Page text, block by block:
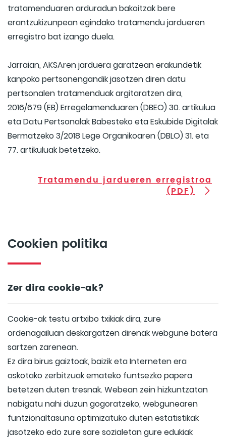
tratamenduaren arduradun bakoitzak bere
erantzukizunpean egindako tratamendu jardueren
erregistro bat izango duela.
Jarraian, AKSAren jarduera garatzean erakundetik
kanpoko pertsonengandik jasotzen diren datu
pertsonalen tratamenduak argitaratzen dira,
2016/679 (EB) Erregelamenduaren (DBEO) 30. artikulua
eta Datu Pertsonalak Babesteko eta Eskubide Digitalak
Bermatzeko 3/2018 Lege Organikoaren (DBLO) 31. eta
77. artikuluak betetzeko.
Tratamendu jardueren erregistroa
(PDF)
Cookien politika
Zer dira cookie-ak?
Cookie-ak testu artxibo txikiak dira, zure
ordenagailuan deskargatzen direnak webgune batera
sartzen zarenean.
Ez dira birus gaiztoak, baizik eta Interneten era
askotako zerbitzuak emateko funtsezko papera
betetzen duten tresnak. Webean zein hizkuntzatan
nabigatu nahi duzun gogoratzeko, webgunearen
funtzionaltasuna optimizatuko duten estatistikak
jasotzeko edo zure sare sozialetan gure edukiak